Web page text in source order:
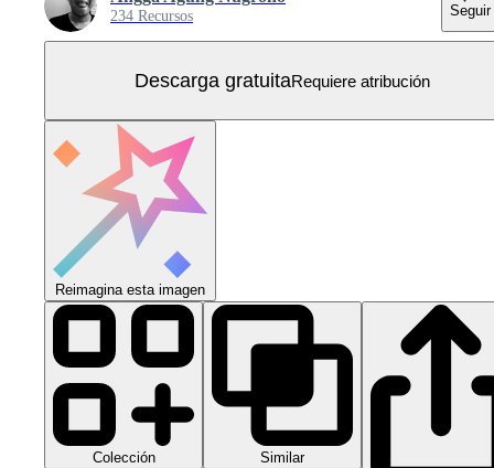
234 Recursos Seguir
Descarga gratuitaRequiere atribución
Reimagina esta imagen
Colección Similar